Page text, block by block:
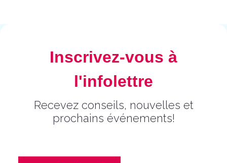
Inscrivez-vous à
l'infolettre
Recevez conseils, nouvelles et
prochains événements!